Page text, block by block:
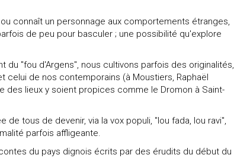
connaît un personnage aux comportements étranges,
de peu pour basculer ; une possibilité qu'explore
"fou d'Argens", nous cultivons parfois des originalités,
celui de nos contemporains (à Moustiers, Raphaël
des lieux y soient propices comme le Dromon à Saint-
tous de devenir, via la vox populi, "lou fada, lou ravi",
parfois affligeante.
du pays dignois écrits par des érudits du début du